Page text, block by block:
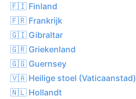
🇫🇮 Finland
🇫🇷 Frankrijk
🇬🇮 Gibraltar
🇬🇷 Griekenland
🇬🇬 Guernsey
🇻🇦 Heilige stoel (Vaticaanstad)
🇳🇱 Hollandt